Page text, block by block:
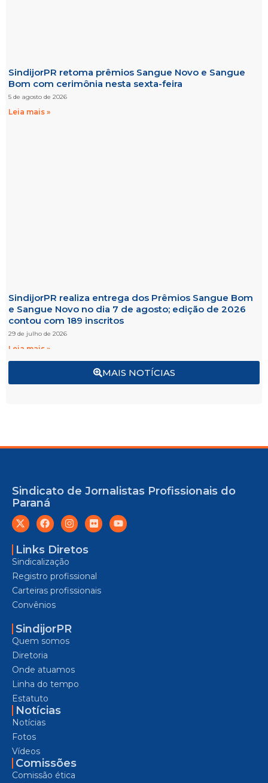
MAIS NOTÍCIAS
SindijorPR retoma prêmios Sangue Novo e Sangue
Bom com cerimônia nesta sexta-feira
5 de agosto de 2026
Leia mais »
SindijorPR realiza entrega dos Prêmios Sangue Bom
e Sangue Novo no dia 7 de agosto; edição de 2026
contou com 189 inscritos
29 de julho de 2026
Leia mais »
Sindicato de Jornalistas Profissionais do
Paraná
Links Diretos
Sindicalização
Registro profissional
Carteiras profissionais
Convênios
SindijorPR
Quem somos
Diretoria
Onde atuamos
Linha do tempo
Estatuto
Notícias
Notícias
Fotos
Vídeos
Comissões
Comissão ética